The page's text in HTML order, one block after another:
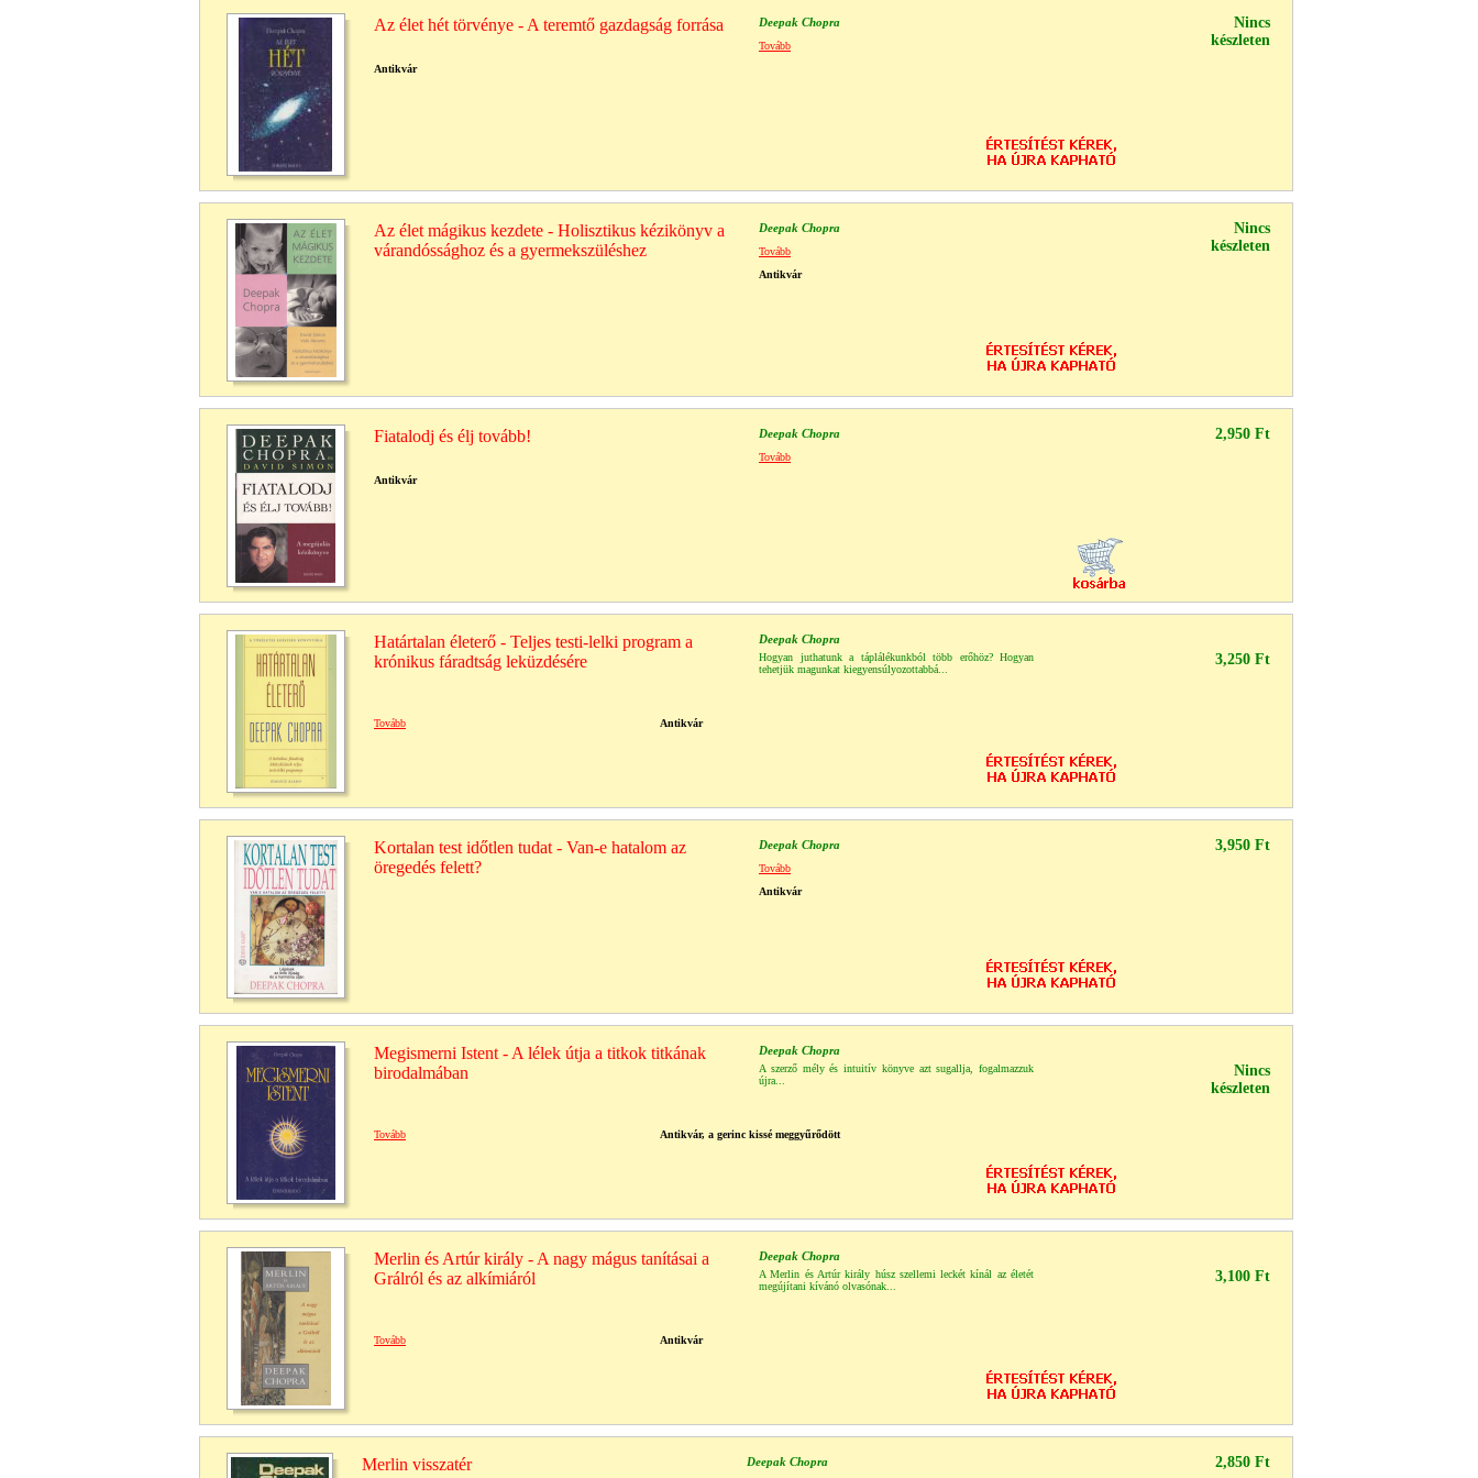
Az élet hét törvénye - A teremtő gazdagság forrása Deepak Chopra
Nincs
készleten
Tovább
Antikvár
Az élet mágikus kezdete - Holisztikus kézikönyv a
várandóssághoz és a gyermekszüléshez
Deepak Chopra
Nincs
készleten
Tovább
Antikvár
Fiatalodj és élj tovább! Deepak Chopra 2,950 Ft
Tovább
Antikvár
Határtalan életerő - Teljes testi-lelki program a
krónikus fáradtság leküzdésére
Deepak Chopra
Hogyan juthatunk a táplálékunkból több erőhöz? Hogyan
tehetjük magunkat kiegyensúlyozottabbá...
3,250 Ft
Tovább Antikvár
Kortalan test időtlen tudat - Van-e hatalom az
öregedés felett?
Deepak Chopra 3,950 Ft
Tovább
Antikvár
Megismerni Istent - A lélek útja a titkok titkának
birodalmában
Deepak Chopra
A szerző mély és intuitív könyve azt sugallja, fogalmazzuk
újra...
Nincs
készleten
Tovább Antikvár, a gerinc kissé meggyűrődött
Merlin és Artúr király - A nagy mágus tanításai a
Grálról és az alkímiáról
Deepak Chopra
A Merlin és Artúr király húsz szellemi leckét kínál az életét
megújítani kívánó olvasónak...
3,100 Ft
Tovább Antikvár
Merlin visszatér Deepak Chopra 2,850 Ft